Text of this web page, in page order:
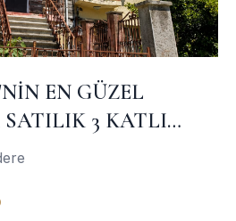
EN GÜZEL
3 KATLI
EV